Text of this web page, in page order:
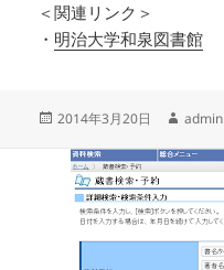
＜関連リンク＞
・ 明治大学和泉図書館
投
日:
2014年3月20日
作
者
admin